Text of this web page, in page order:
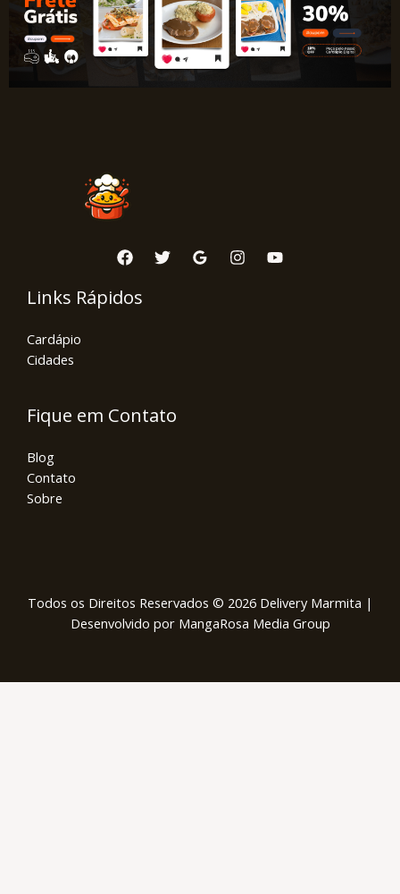
Links Rápidos
Cardápio
Cidades
Fique em Contato
Blog
Contato
Sobre
Todos os Direitos Reservados © 2026 Delivery Marmita |
Desenvolvido por MangaRosa Media Group